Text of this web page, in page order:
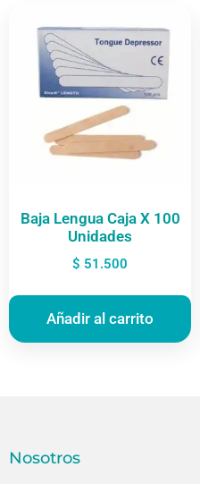
Baja Lengua Caja X 100
Unidades
$ 51.500
Añadir al carrito
Nosotros